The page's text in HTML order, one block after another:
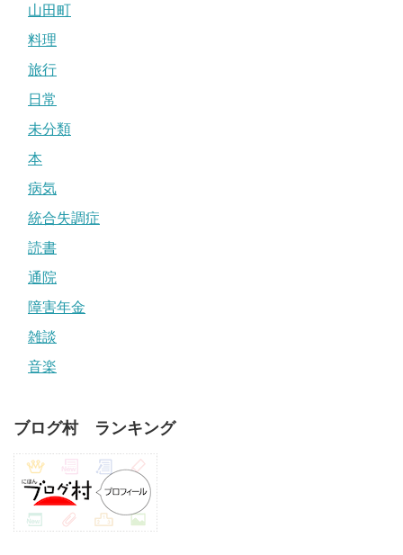
山田町
料理
旅行
日常
未分類
本
病気
統合失調症
読書
通院
障害年金
雑談
音楽
ブログ村 ランキング